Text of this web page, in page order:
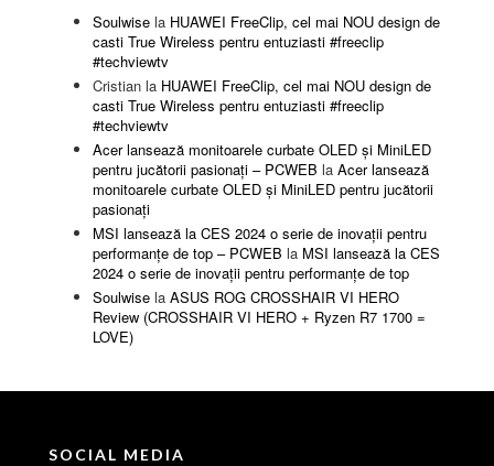
Soulwise la HUAWEI FreeClip, cel mai NOU design de
casti True Wireless pentru entuziasti #freeclip
#techviewtv
Cristian la HUAWEI FreeClip, cel mai NOU design de
casti True Wireless pentru entuziasti #freeclip
#techviewtv
Acer lansează monitoarele curbate OLED și MiniLED
pentru jucătorii pasionați – PCWEB la Acer lansează
monitoarele curbate OLED și MiniLED pentru jucătorii
pasionați
MSI lansează la CES 2024 o serie de inovații pentru
performanțe de top – PCWEB la MSI lansează la CES
2024 o serie de inovații pentru performanțe de top
Soulwise la ASUS ROG CROSSHAIR VI HERO
Review (CROSSHAIR VI HERO + Ryzen R7 1700 =
LOVE)
SOCIAL MEDIA